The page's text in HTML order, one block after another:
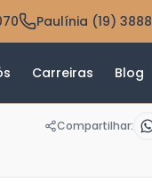
Paulínia (19)
Carreiras Blog
Compartilhar: